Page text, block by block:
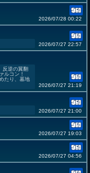
2026/07/28 00:22
2026/07/27 22:57
反逆の翼翻
ルコン！
たり、墓地
2026/07/27 21:19
2026/07/27 21:00
2026/07/27 19:03
2026/07/27 04:56